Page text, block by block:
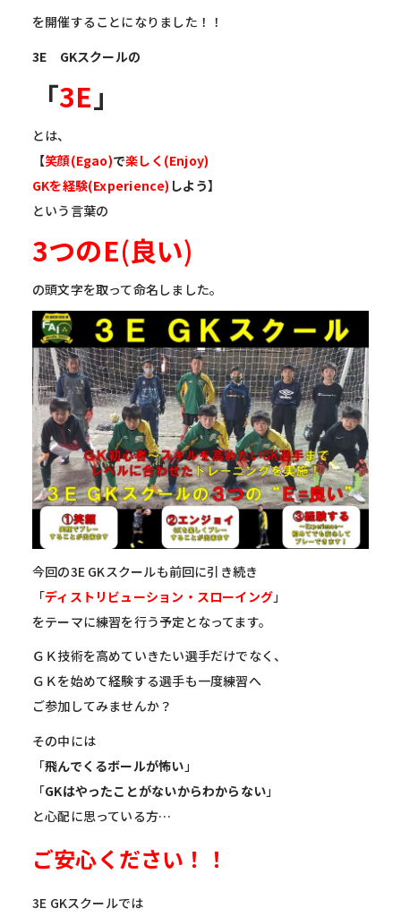
を開催することになりました！！
3E GKスクールの
「3E 」
とは、
【笑顔(Egao)で楽しく(Enjoy)
GKを経験(Experience) しよう】
という言葉の
3つのE(良い)
の頭文字を取って命名しました。
今回の3E GKスクールも前回に引き続き
「ディストリビューション・スローイング」
をテーマに練習を行う予定となってます。
ＧＫ技術を高めていきたい選手だけでなく、
ＧＫを始めて経験する選手も一度練習へ
ご参加してみませんか？
その中には
「飛んでくるボールが怖い 」
「GKはやったことがないからわからない」
と心配に思っている方…
ご安心ください！！
3E GKスクールでは